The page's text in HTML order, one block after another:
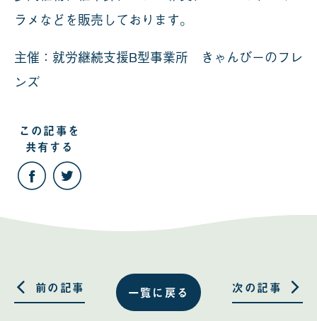
ラメなどを販売しております。
主催：就労継続支援B型事業所 きゃんびーのフレ
ンズ
この記事を
共有する
こ
の
記
Facebook
る
Twitter
る 一覧に戻る
前の記事 次の記事